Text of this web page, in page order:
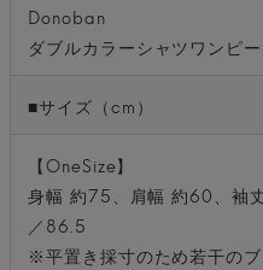
Donoban
ダブルカラーシャツワンピ
■サイズ（cm）
【OneSize】
身幅 約75、肩幅 約60、袖
／86.5
※平置き採寸のため若干のブ